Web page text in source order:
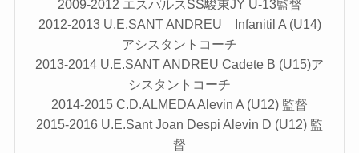
2009-2012 エスパルスSS駿東JY U-13監督
2012-2013 U.E.SANT ANDREU Infanitil A (U14)
アシスタントコーチ
2013-2014 U.E.SANT ANDREU Cadete B (U15)ア
シスタントコーチ
2014-2015 C.D.ALMEDA Alevin A (U12) 監督
2015-2016 U.E.Sant Joan Despi Alevin D (U12) 監
督